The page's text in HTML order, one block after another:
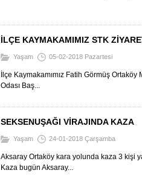
İLÇE KAYMAKAMIMIZ STK
Yaşam 05-02-2018 Pazartesi
İlçe Kaymakamımız Fatih Görmüş
Odası Baş...
SEKSENUŞAĞI VİRAJINDA KAZA
Yaşam 24-01-2018 Çarşamba
Aksaray Ortaköy kara yolunda kaza 3 kişi
Kaza bugün Aksaray...